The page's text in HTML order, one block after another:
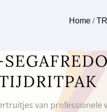
Home /
van professionele